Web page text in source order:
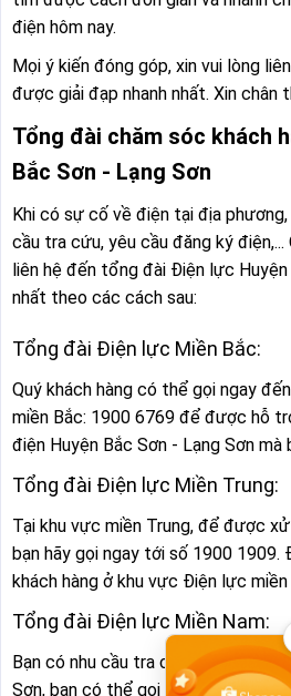
điện hôm nay.
Mọi ý kiến đóng góp, xin vui lòng
được giải đạp nhanh nhất. Xin chân
Tổng đài chăm sóc khách
Bắc Sơn - Lạng Sơn
Khi có sự cố về điện tại địa
cầu tra cứu, yêu cầu đăng ký
liên hệ đến tổng đài Điện lực
nhất theo các cách sau:
Tổng đài Điện lực Miền Bắc:
Quý khách hàng có thể gọi ngay
miền Bắc: 1900 6769 để được hỗ
điện Huyện Bắc Sơn - Lạng Sơn mà
Tổng đài Điện lực Miền Trung:
Tại khu vực miền Trung, để được
bạn hãy gọi ngay tới số 1900
khách hàng ở khu vực Điện lực miền
Tổng đài Điện lực Miền Nam:
Bạn có nhu cầu tra cứu lịch cúp
Sơn, bạn có thể gọi ngay tổng đài